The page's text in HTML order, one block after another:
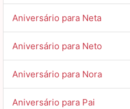
Aniversário para Neta
Aniversário para Neto
Aniversário para Nora
Aniversário para Pai